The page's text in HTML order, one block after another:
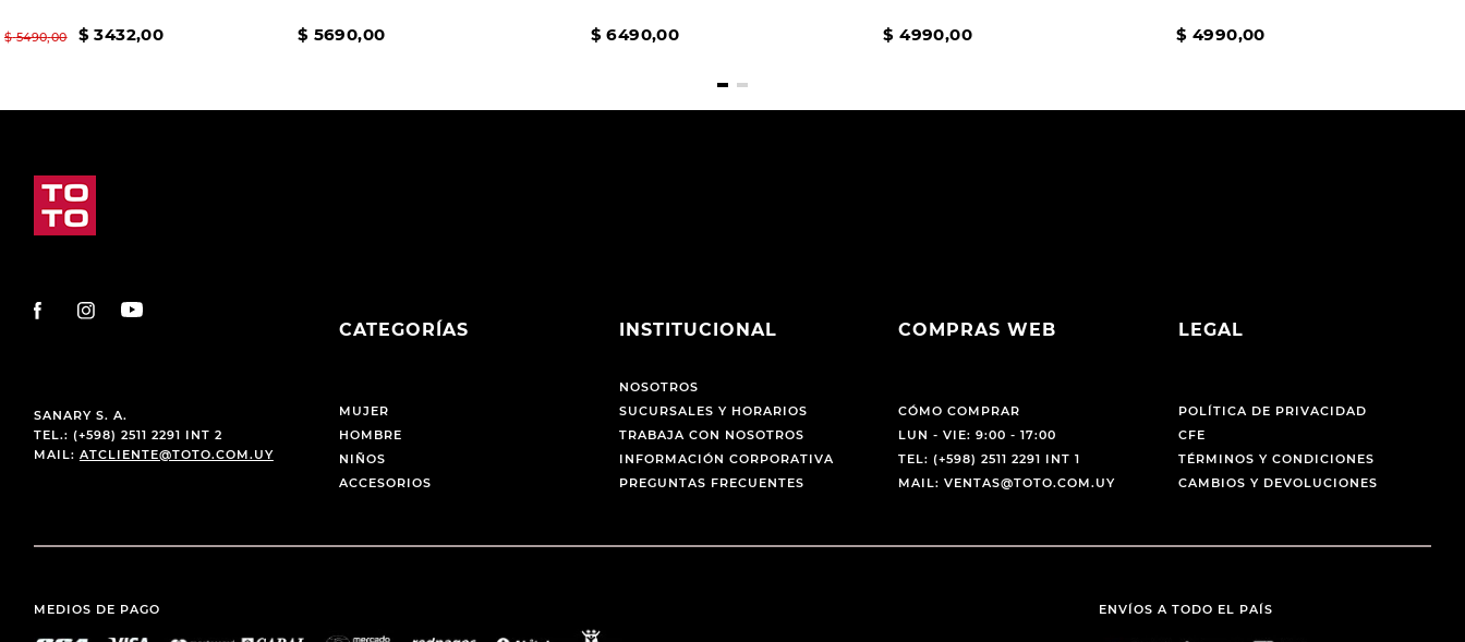
$ 5490,00 $ 3432,00 $ 5690,00 $ 6490,00 $ 4990,00 $ 4990,00
SANARY S. A.
TEL.: (+598) 2511 2291 INT 2
MAIL: ATCLIENTE@TOTO.COM.UY
CATEGORÍAS
MUJER
HOMBRE
NIÑOS
ACCESORIOS
INSTITUCIONAL
NOSOTROS
SUCURSALES Y HORARIOS
TRABAJA CON NOSOTROS
INFORMACIÓN CORPORATIVA
PREGUNTAS FRECUENTES
COMPRAS WEB
CÓMO COMPRAR
LUN - VIE: 9:00 - 17:00
TEL: (+598) 2511 2291 INT 1
MAIL: VENTAS@TOTO.COM.UY
LEGAL
POLÍTICA DE PRIVACIDAD
CFE
TÉRMINOS Y CONDICIONES
CAMBIOS Y DEVOLUCIONES
MEDIOS DE PAGO ENVÍOS A TODO EL PAÍS